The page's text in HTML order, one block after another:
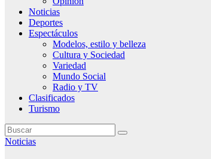
Noticias
Deportes
Espectáculos
Modelos, estilo y belleza
Cultura y Sociedad
Variedad
Mundo Social
Radio y TV
Clasificados
Turismo
Noticias